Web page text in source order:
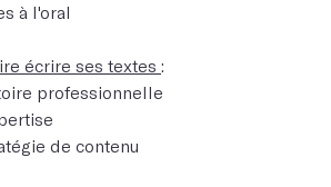
à l'oral
écrire ses textes :
professionnelle
de contenu